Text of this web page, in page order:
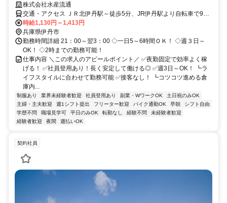
株式会社水産流通
交通・アクセス ＪＲ北伊丹駅～徒歩5分、JR伊丹駅より自転車で9
分、阪急伊丹駅よりバイクで9分
時給1,130円～1,413円
兵庫県伊丹市
勤務時間詳細 21：00～翌3：00 ◇一日5～6時間ＯＫ！ ◇週３日～
OK！ ◇2時までの勤務可能！
仕事内容 ＼この求人のアピールポイント／ ✅夜勤固定で効率よく稼
げる！ ✅社員登用あり！長く安定して働ける◎ ✅週3日～OK！ ┗ラ
イフスタイルに合わせて勤務可能 ✅接客なし！ ┗コツコツ進める倉
庫内...
制服あり 業界未経験者歓迎 社員登用あり 副業・WワークOK
土日祝のみOK
主婦・主夫歓迎
週1シフト提出 フリーター歓迎 バイク通勤OK 早朝
シフト自由
学歴不問
職場見学可 平日のみOK 転勤なし 経験不問
未経験者歓迎
経験者歓迎
夜間 週払いOK
契約社員